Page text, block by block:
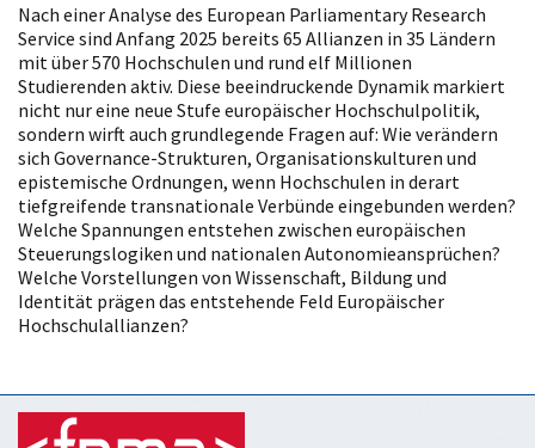
Nach einer Analyse des European Parliamentary Research
Service sind Anfang 2025 bereits 65 Allianzen in 35 Ländern
mit über 570 Hochschulen und rund elf Millionen
Studierenden aktiv. Diese beeindruckende Dynamik markiert
nicht nur eine neue Stufe europäischer Hochschulpolitik,
sondern wirft auch grundlegende Fragen auf: Wie verändern
sich Governance-Strukturen, Organisationskulturen und
epistemische Ordnungen, wenn Hochschulen in derart
tiefgreifende transnationale Verbünde eingebunden werden?
Welche Spannungen entstehen zwischen europäischen
Steuerungslogiken und nationalen Autonomieansprüchen?
Welche Vorstellungen von Wissenschaft, Bildung und
Identität prägen das entstehende Feld Europäischer
Hochschulallianzen?